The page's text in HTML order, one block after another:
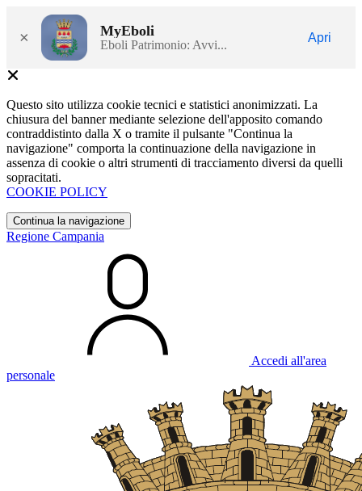
× MyEboli
Eboli Patrimonio: Avvi...
Apri
Questo sito utilizza cookie tecnici e statistici anonimizzati. La
chiusura del banner mediante selezione dell'apposito comando
contraddistinto dalla X o tramite il pulsante "Continua la
navigazione" comporta la continuazione della navigazione in
assenza di cookie o altri strumenti di tracciamento diversi da quelli
sopracitati.
COOKIE POLICY
Continua la navigazione
Regione Campania
Accedi all'area
personale